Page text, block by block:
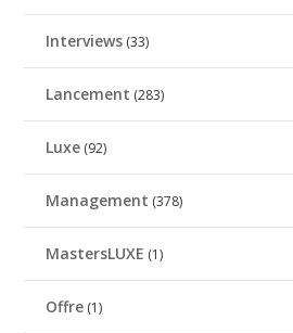
Interviews (33)
Lancement (283)
Luxe (92)
Management (378)
MastersLUXE (1)
Offre (1)